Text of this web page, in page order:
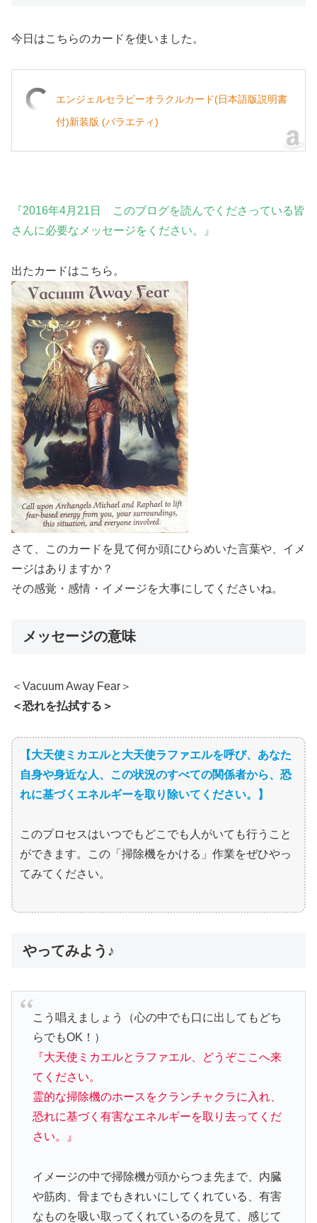
今日はこちらのカードを使いました。
エンジェルセラピーオラクルカード(日本語版説明書
付)新装版 (バラエティ)
『2016年4月21日 このブログを読んでくださっている皆
さんに必要なメッセージをください。』
出たカードはこちら。
さて、このカードを見て何か頭にひらめいた言葉や、イメ
ージはありますか？
その感覚・感情・イメージを大事にしてくださいね。
メッセージの意味
＜Vacuum Away Fear＞
＜恐れを払拭する＞
【大天使ミカエルと大天使ラファエルを呼び、あなた
自身や身近な人、この状況のすべての関係者から、 恐
れに基づくエネルギーを取り除いてください。】
このプロセスはいつでもどこでも人がいても行うこと
ができます。この「掃除機をかける」作業をぜひやっ
てみてください。
やってみよう♪
こう唱えましょう（心の中でも口に出してもどち
らでもOK！）
『大天使ミカエルとラファエル、どうぞここへ来
てください。
霊的な掃除機のホースをクランチャクラに入れ、
恐れに基づく有害なエネルギーを取り去ってくだ
さい。』
イメージの中で掃除機が頭からつま先まで、内臓
や筋肉、骨までもきれいにしてくれている、有害
なものを吸い取ってくれているのを見て、感じて